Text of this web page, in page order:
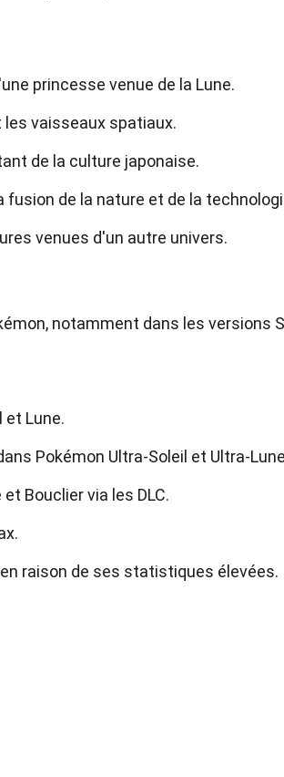
princesse venue de la Lune.
vaisseaux spatiaux.
de la culture japonaise.
de la nature et de la
venues d'un autre univers.
notamment dans les versions
et Lune.
Pokémon Ultra-Soleil et Ultra-
Bouclier via les DLC.
raison de ses statistiques élevées.